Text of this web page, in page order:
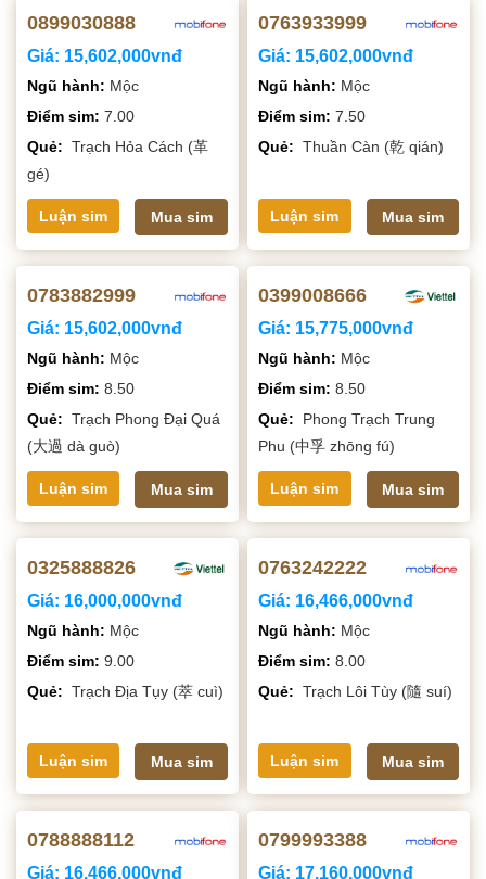
0899030888
Giá: 15,602,000vnđ
Ngũ hành: Mộc
Điểm sim: 7.00
Quẻ: Trạch Hỏa Cách (革
gé)
Luận sim Mua sim
0763933999
Giá: 15,602,000vnđ
Ngũ hành: Mộc
Điểm sim:7.50
Quẻ: Thuần Càn (乾 qián)
Luận sim Mua sim
0783882999
Giá: 15,602,000vnđ
Ngũ hành: Mộc
Điểm sim: 8.50
Quẻ: Trạch Phong Đại Quá
(大過 dà guò)
Luận sim Mua sim
0399008666
Giá: 15,775,000vnđ
Ngũ hành: Mộc
Điểm sim:8.50
Quẻ:
Phong Trạch Trung
Phu (中孚 zhōng fú)
Luận sim Mua sim
0325888826
Giá: 16,000,000vnđ
Ngũ hành: Mộc
Điểm sim: 9.00
Quẻ: Trạch Địa Tụy (萃 cuì)
Luận sim Mua sim
0763242222
Giá: 16,466,000vnđ
Ngũ hành: Mộc
Điểm sim:8.00
Quẻ: Trạch Lôi Tùy (隨 suí)
Luận sim Mua sim
0788888112
Giá: 16,466,000vnđ
0799993388
Giá: 17,160,000vnđ